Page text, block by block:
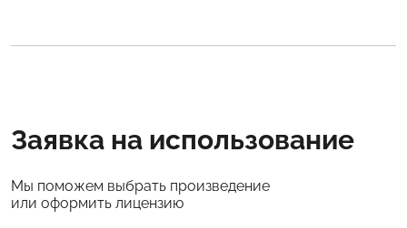
Заявка на использование
Мы поможем выбрать произведение
или оформить лицензию